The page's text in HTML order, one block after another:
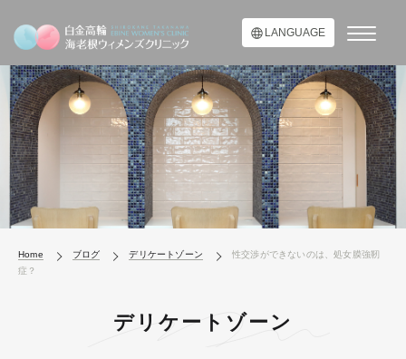
LANGUAGE
Home ブログ デリケートゾーン
性交渉ができないのは、処女膜強靭
症？
デリケートゾーン